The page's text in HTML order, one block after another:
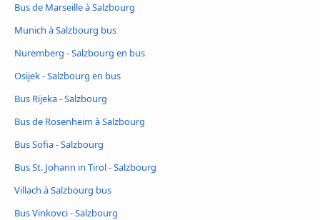
Bus de Marseille à Salzbourg
Munich à Salzbourg bus
Nuremberg - Salzbourg en bus
Osijek - Salzbourg en bus
Bus Rijeka - Salzbourg
Bus de Rosenheim à Salzbourg
Bus Sofia - Salzbourg
Bus St. Johann in Tirol - Salzbourg
Villach à Salzbourg bus
Bus Vinkovci - Salzbourg